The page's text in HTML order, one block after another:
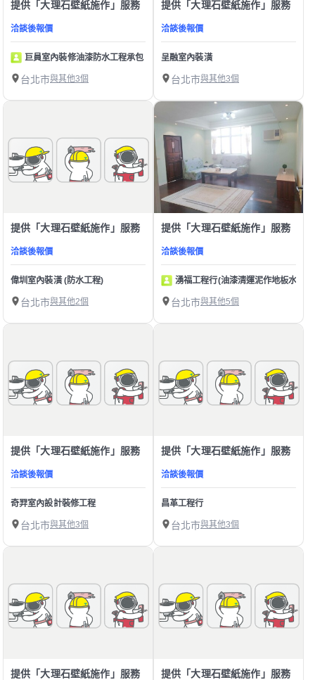
提供「大理石壁紙施作」服務
洽談後報價
巨員室內裝修油漆防水工程承包
台北市與其他3個
提供「大理石壁紙施作」服務
洽談後報價
呈融室內裝潢
台北市與其他3個
提供「大理石壁紙施作」服務
洽談後報價
偉圳室內裝潢 (防水工程)
台北市與其他2個
提供「大理石壁紙施作」服務
洽談後報價
湧福工程行(油漆清運泥作地板水電
台北市與其他5個
提供「大理石壁紙施作」服務
洽談後報價
奇羿室內設計裝修工程
台北市與其他3個
提供「大理石壁紙施作」服務
洽談後報價
昌革工程行
台北市與其他3個
提供「大理石壁紙施作」服務 提供「大理石壁紙施作」服務